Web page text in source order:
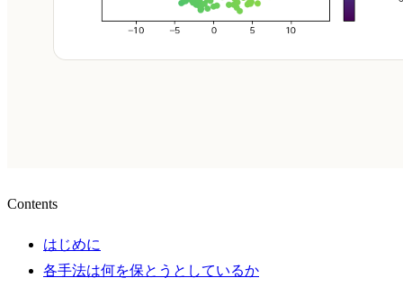
Contents
はじめに
各手法は何を保とうとしているか